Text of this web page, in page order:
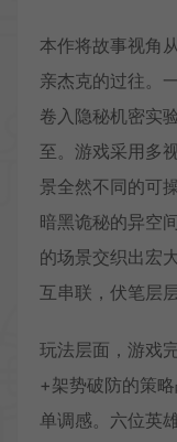
本作将故事视角
亲杰克的过往。
卷入隐秘机密实
至。游戏采用多
景全然不同的可
暗黑诡秘的异空
的场景交织出宏
互串联，伏笔层
玩法层面，游戏
+架势破防的策
单调感。六位英